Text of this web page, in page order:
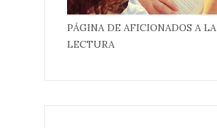
PÁGINA DE AFICIONADOS A LA
LECTURA